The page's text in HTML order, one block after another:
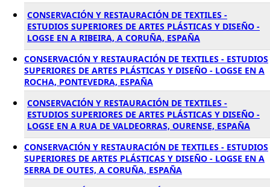
CONSERVACIÓN Y RESTAURACIÓN DE TEXTILES -
ESTUDIOS SUPERIORES DE ARTES PLÁSTICAS Y DISEÑO -
LOGSE EN A RIBEIRA, A CORUÑA, ESPAÑA
CONSERVACIÓN Y RESTAURACIÓN DE TEXTILES - ESTUDIOS
SUPERIORES DE ARTES PLÁSTICAS Y DISEÑO - LOGSE EN A
ROCHA, PONTEVEDRA, ESPAÑA
CONSERVACIÓN Y RESTAURACIÓN DE TEXTILES -
ESTUDIOS SUPERIORES DE ARTES PLÁSTICAS Y DISEÑO -
LOGSE EN A RUA DE VALDEORRAS, OURENSE, ESPAÑA
CONSERVACIÓN Y RESTAURACIÓN DE TEXTILES - ESTUDIOS
SUPERIORES DE ARTES PLÁSTICAS Y DISEÑO - LOGSE EN A
SERRA DE OUTES, A CORUÑA, ESPAÑA